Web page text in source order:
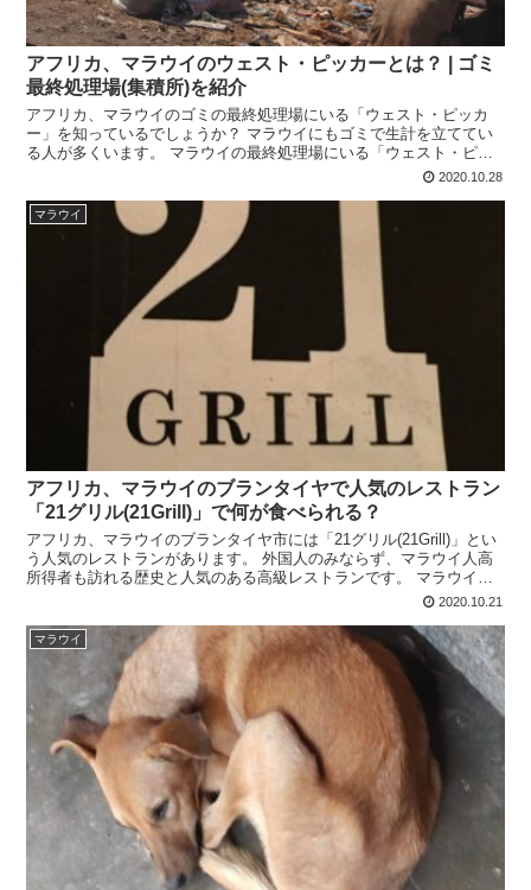
アフリカ、マラウイのウェスト・ピッカーとは？ | ゴミ
最終処理場(集積所)を紹介
アフリカ、マラウイのゴミの最終処理場にいる「ウェスト・ピッカ
ー」を知っているでしょうか？ マラウイにもゴミで生計を立ててい
る人が多くいます。 マラウイの最終処理場にいる「ウェスト・ピッ
2020.10.28
マラウイ
アフリカ、マラウイのブランタイヤで人気のレストラン
「21グリル(21Grill)」で何が食べられる？
アフリカ、マラウイのブランタイヤ市には「21グリル(21Grill)」とい
う人気のレストランがあります。 外国人のみならず、マラウイ人高
所得者も訪れる歴史と人気のある高級レストランです。 マラウイと
は思えない、泣く子も黙るおいしいレストラン「21グリル(21Grill)」
2020.10.21
マラウイ